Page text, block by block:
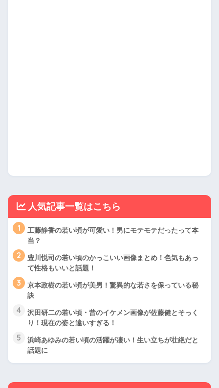
人気記事一覧はこちら
1
工藤静香の若い頃が可愛い！男にモテモテだったって本
当？
2
豊川悦司の若い頃のかっこいい画像まとめ！色気もあっ
て性格もいいと話題！
3
京本政樹の若い頃が美男！驚異的な若さを保っている秘
訣
4
沢田研二の若い頃・昔のイケメン画像が佐藤健とそっく
り！現在の姿と違いすぎる！
5
浜崎あゆみの若い頃の活躍が凄い！生い立ちが壮絶だと
話題に